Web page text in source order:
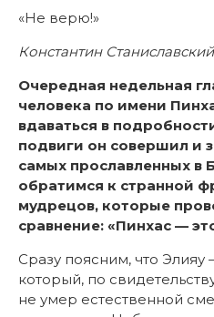
«Не верю!»
Константин Станиславский
Очередная недельная
человека по имени
вдаваться в
подвиги он совершил и
самых прославленных в
обратимся к странной
мудрецов, которые
сравнение: «Пинхас —
Сразу поясним, что
который, по
не умер естественной